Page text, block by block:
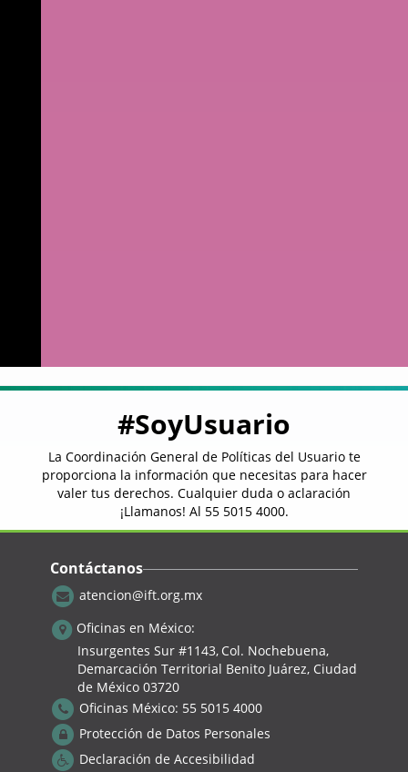
#SoyUsuario
La Coordinación General de Políticas del Usuario te
proporciona la información que necesitas para hacer
valer tus derechos. Cualquier duda o aclaración
¡Llamanos! Al 55 5015 4000.
Contáctanos
atencion@ift.org.mx
Oficinas en México:
Insurgentes Sur #1143, Col. Nochebuena,
Demarcación Territorial Benito Juárez, Ciudad
de México 03720
Oficinas México: 55 5015 4000
Protección de Datos Personales
Declaración de Accesibilidad